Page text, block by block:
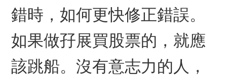
錯時，如何更快修正錯誤。
如果做孖展買股票的，就應
該跳船。沒有意志力的人，